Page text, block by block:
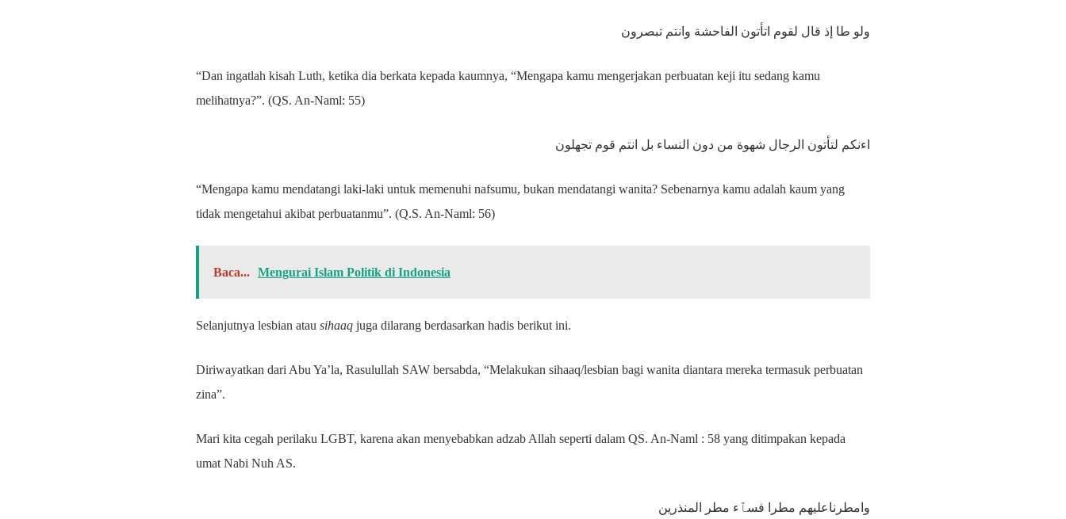
ولو طا إذ قال لقوم اتأتون الفاحشة وانتم تبصرون
“Dan ingatlah kisah Luth, ketika dia berkata kepada kaumnya, “Mengapa kamu mengerjakan perbuatan keji itu sedang kamu
melihatnya?”. (QS. An-Naml: 55)
اءنكم لتأتون الرجال شهوة من دون النساء بل انتم قوم تجهلون
“Mengapa kamu mendatangi laki-laki untuk memenuhi nafsumu, bukan mendatangi wanita? Sebenarnya kamu adalah kaum yang
tidak mengetahui akibat perbuatanmu”. (Q.S. An-Naml: 56)
Baca... Mengurai Islam Politik di Indonesia
Selanjutnya lesbian atau sihaaq juga dilarang berdasarkan hadis berikut ini.
Diriwayatkan dari Abu Ya’la, Rasulullah SAW bersabda, “Melakukan sihaaq/lesbian bagi wanita diantara mereka termasuk perbuatan
zina”.
Mari kita cegah perilaku LGBT, karena akan menyebabkan adzab Allah seperti dalam QS. An-Naml : 58 yang ditimpakan kepada
umat Nabi Nuh AS.
وامطرناعليهم مطرا فسٱء مطر المنذرين